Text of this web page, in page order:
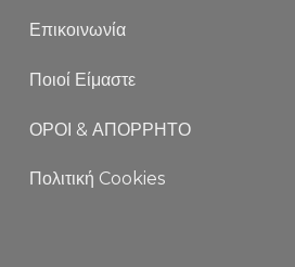
Επικοινωνία
Ποιοί Είμαστε
ΟΡΟΙ & ΑΠΟΡΡΗΤΟ
Πολιτική Cookies